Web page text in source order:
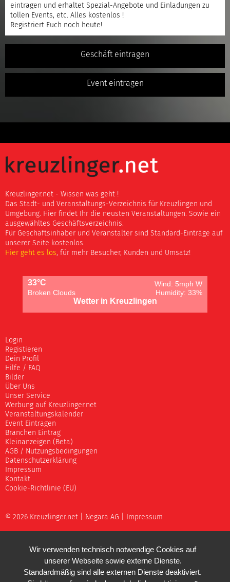
eintragen und erhaltet Spezial-Angebote und Einladungen zu
tollen Events, etc. Alles kostenlos !
Registriert Euch noch heute!
Geschäft eintragen
Event eintragen
Kreuzlinger.net - Wissen was geht !
Das Stadt- und Veranstaltungs-Verzeichnis für Kreuzlingen und
Umgebung. Hier findet Ihr die neusten Veranstaltungen. Sowie ein
ausgewähltes Geschäftsverzeichnis.
Für Geschäftsinhaber und Veranstalter sind Standard-Einträge auf
unserer Seite kostenlos.
Hier geht es los, für mehr Besucher, Kunden und Umsatz!
33°C
Wind: 5mph W
Broken Clouds
Humidity: 33%
Wetter in Kreuzlingen
Login
Registieren
Dein Profil
Hilfe / FAQ
Bilder
Über Uns
Unser Service
Werbung auf Kreuzlinger.net
Veranstaltungskalender
Event Eintragen
Branchen Eintrag
Kleinanzeigen (Beta)
AGB / Nutzungsbedingungen
Datenschutzerklärung
Impressum
Kontakt
Cookie-Richtlinie (EU)
© 2026 Kreuzlinger.net | Negara AG Impressum
Wir verwenden technisch notwendige Cookies auf
unserer Webseite sowie externe Dienste.
Standardmäßig sind alle externen Dienste deaktiviert.